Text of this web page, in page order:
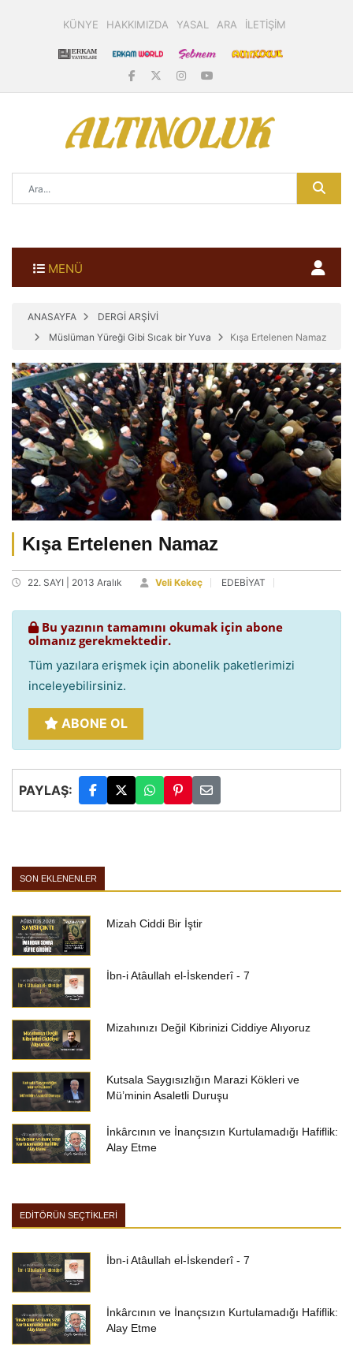
KÜNYE HAKKIMIZDA YASAL ARA İLETİŞİM
MENÜ
ANASAYFA
DERGİ ARŞİVİ
Müslüman Yüreği Gibi Sıcak bir Yuva
Kışa Ertelenen Namaz
Kışa Ertelenen Namaz
22. SAYI | 2013 Aralık Veli Kekeç EDEBİYAT
Bu yazının tamamını okumak için abone
olmanız gerekmektedir.
Tüm yazılara erişmek için abonelik paketlerimizi
inceleyebilirsiniz.
ABONE OL
PAYLAŞ:
SON EKLENENLER
Mizah Ciddi Bir İştir
İbn-i Atâullah el-İskenderî - 7
Mizahınızı Değil Kibrinizi Ciddiye Alıyoruz
Kutsala Saygısızlığın Marazi Kökleri ve
Mü’minin Asaletli Duruşu
İnkârcının ve İnançsızın Kurtulamadığı Hafiflik:
Alay Etme
EDİTÖRÜN SEÇTİKLERİ
İbn-i Atâullah el-İskenderî - 7
İnkârcının ve İnançsızın Kurtulamadığı Hafiflik:
Alay Etme